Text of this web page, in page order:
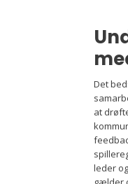
Det
at
leder